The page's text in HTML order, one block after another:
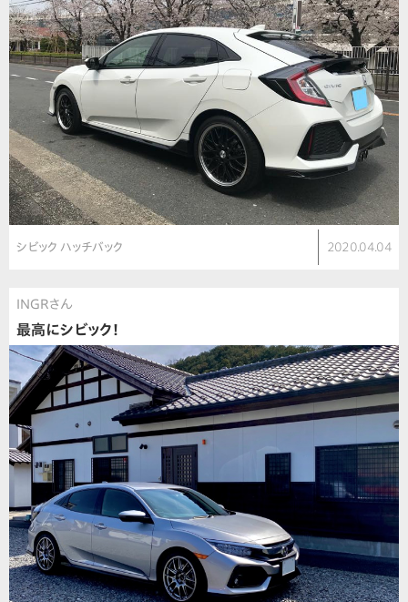
シビック ハッチバック 2020.04.04
INGRさん
最高にシビック！